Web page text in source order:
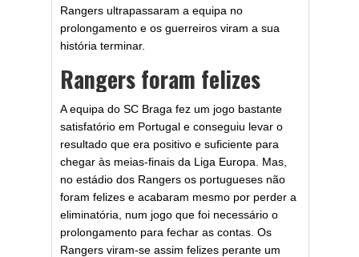
Rangers ultrapassaram a equipa no
prolongamento e os guerreiros viram a sua
história terminar.
Rangers foram felizes
A equipa do SC Braga fez um jogo bastante
satisfatório em Portugal e conseguiu levar o
resultado que era positivo e suficiente para
chegar às meias-finais da Liga Europa. Mas,
no estádio dos Rangers os portugueses não
foram felizes e acabaram mesmo por perder a
eliminatória, num jogo que foi necessário o
prolongamento para fechar as contas. Os
Rangers viram-se assim felizes perante um